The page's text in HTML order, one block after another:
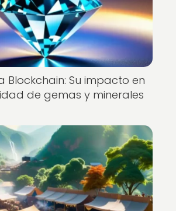
Blockchain: Su impacto en
de gemas y minerales